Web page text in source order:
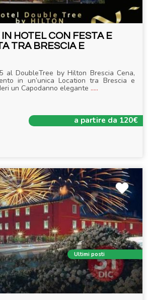
HOTEL CON FESTA E
TRA BRESCIA E
al DoubleTree by Hilton Brescia Cena,
in un’unica Location tra Brescia e
un Capodanno elegante .....
a partire da 120€
Ultimi posti